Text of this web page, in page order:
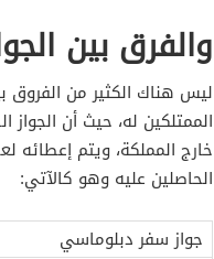
والفرق بين
ليس هناك الكثير من الفروق
الممتلكين له، حيث أن
خارج المملكة، ويتم إعطائه
الحاصلين عليه وهو كالآتي:
جواز سفر دبلوماسي